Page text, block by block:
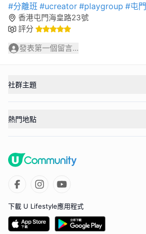
#分離班 #ucreator #playgroup #屯門
香港屯門海皇路23號
評分
發表第一個留言...
社群主題
熱門地點
下載 U Lifestyle應用程式